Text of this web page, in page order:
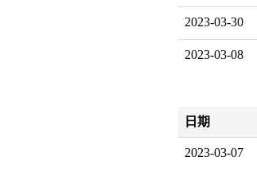
2023-03-30
2023-03-08
日期
2023-03-07